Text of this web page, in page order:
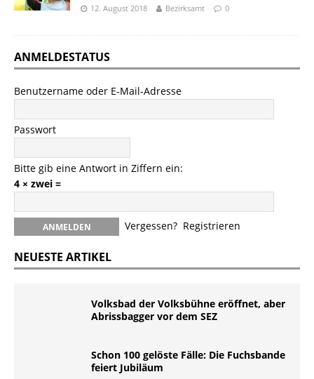
12. August 2018 Bezirksamt 0
ANMELDESTATUS
Benutzername oder E-Mail-Adresse
Passwort
Bitte gib eine Antwort in Ziffern ein:
4 × zwei =
Vergessen? Registrieren
NEUESTE ARTIKEL
Volksbad der Volksbühne eröffnet, aber
Abrissbagger vor dem SEZ
Schon 100 gelöste Fälle: Die Fuchsbande
feiert Jubiläum